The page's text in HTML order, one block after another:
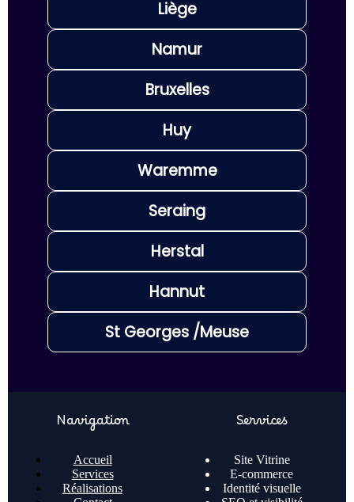
Liège
Namur
Bruxelles
Huy
Waremme
Seraing
Herstal
Hannut
St Georges /Meuse
Navigation
Accueil
Services
Réalisations
Services
Site Vitrine
E-commerce
Identité visuelle